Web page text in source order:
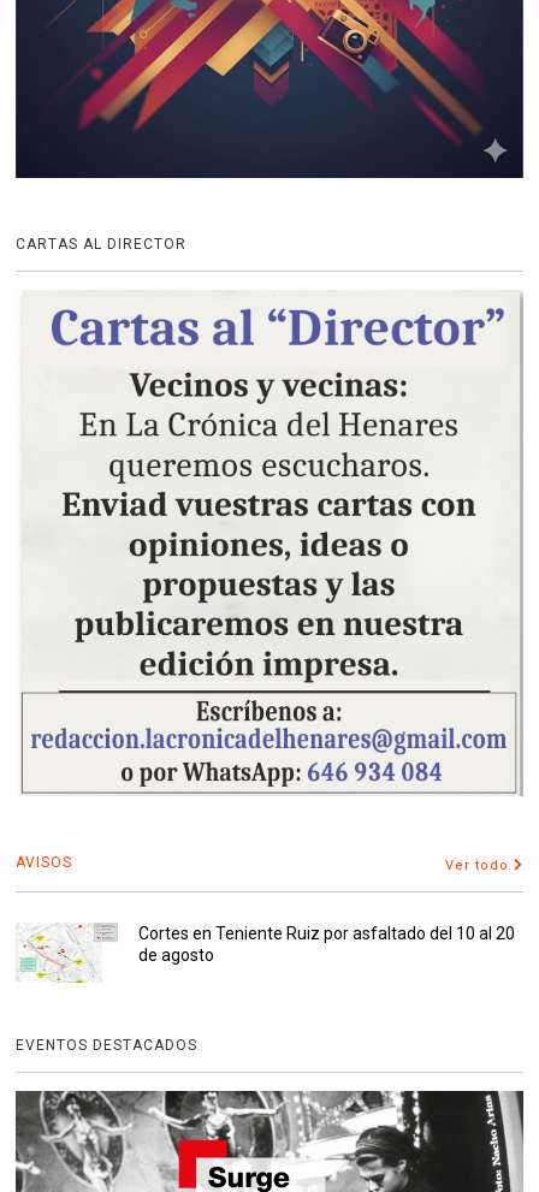
CARTAS AL DIRECTOR
AVISOS Ver todo
Cortes en Teniente Ruiz por asfaltado del 10 al 20
de agosto
EVENTOS DESTACADOS